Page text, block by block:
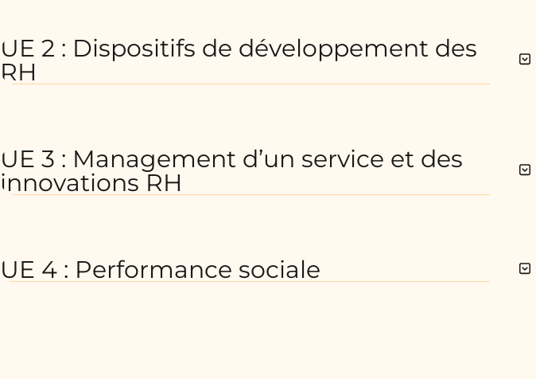
UE 2 : Dispositifs de développement des
RH
UE 3 : Management d’un service et des
innovations RH
UE 4 : Performance sociale